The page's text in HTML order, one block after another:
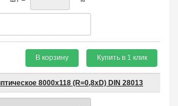
В корзину Купить в 1 клик
8000х118 (R=0,8хD) DIN 28013